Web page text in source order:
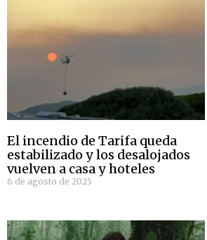
El incendio de Tarifa queda
estabilizado y los desalojados
vuelven a casa y hoteles
6 de agosto de 2025